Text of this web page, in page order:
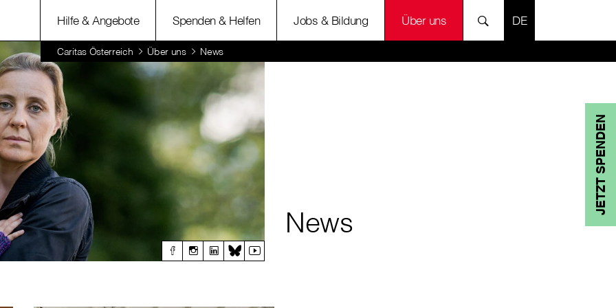
Hilfe & Angebote Spenden & Helfen Jobs & Bildung Über uns SPRACHE
Caritas Österreich Über uns News
JETZT SPENDEN
News